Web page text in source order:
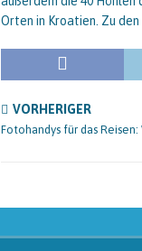
Orten in Kroatien. Zu
VORHERIGER
Fotohandys für das